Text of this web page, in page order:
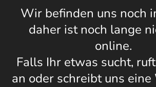
Wir befinden uns noch
daher ist noch lange
online.
Falls Ihr etwas sucht,
an oder schreibt uns